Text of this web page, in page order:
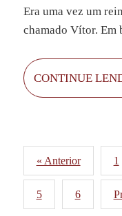
Era uma vez um
chamado Vítor. Em
Elsa, com quem
CONTINUE
Paginação
de
posts
« Anterior 1
5 6